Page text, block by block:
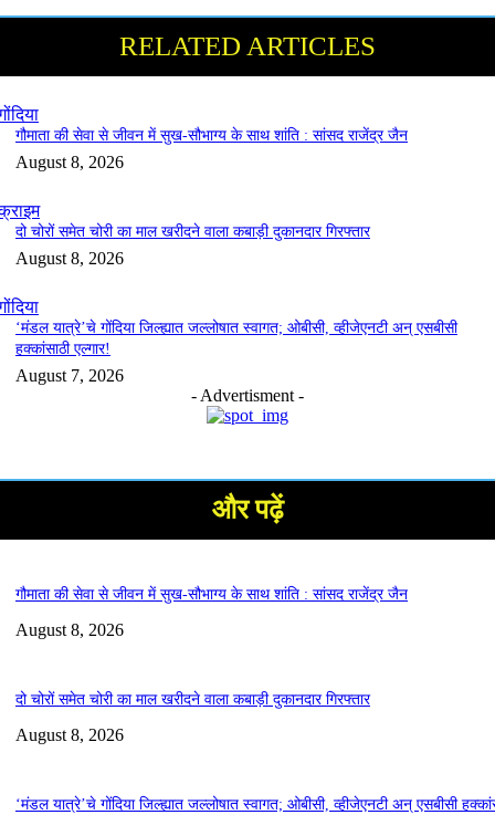
RELATED ARTICLES
गौमाता की सेवा से जीवन में सुख-सौभाग्य के साथ शांति : सांसद राजेंद्र जैन
August 8, 2026
दो चोरों समेत चोरी का माल खरीदने वाला कबाड़ी दुकानदार गिरफ्तार
August 8, 2026
‘मंडल यात्रे’चे गोंदिया जिल्ह्यात जल्लोषात स्वागत; ओबीसी, व्हीजेएनटी अन् एसबीसी
हक्कांसाठी एल्गार!
August 7, 2026
- Advertisment -
और पढ़ें
गौमाता की सेवा से जीवन में सुख-सौभाग्य के साथ शांति : सांसद राजेंद्र जैन
August 8, 2026
दो चोरों समेत चोरी का माल खरीदने वाला कबाड़ी दुकानदार गिरफ्तार
August 8, 2026
‘मंडल यात्रे’चे गोंदिया जिल्ह्यात जल्लोषात स्वागत; ओबीसी, व्हीजेएनटी अन् एसबीसी